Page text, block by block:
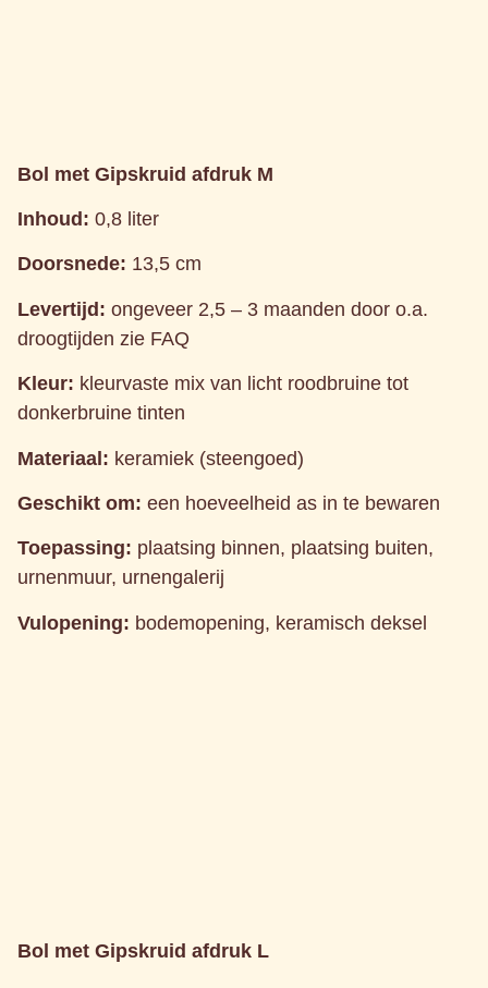
Bol met Gipskruid afdruk M
Inhoud: 0,8 liter
Doorsnede: 13,5 cm
Levertijd: ongeveer 2,5 – 3 maanden door o.a.
droogtijden zie FAQ
Kleur: kleurvaste mix van licht roodbruine tot
donkerbruine tinten
Materiaal: keramiek (steengoed)
Geschikt om: een hoeveelheid as in te bewaren
Toepassing: plaatsing binnen, plaatsing buiten,
urnenmuur, urnengalerij
Vulopening: bodemopening, keramisch deksel
Bol met Gipskruid afdruk L